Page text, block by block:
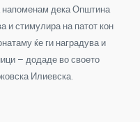
напоменам дека Општина
и стимулира на патот кон
ќе ги наградува и
– додаде во своето
Илиевска.